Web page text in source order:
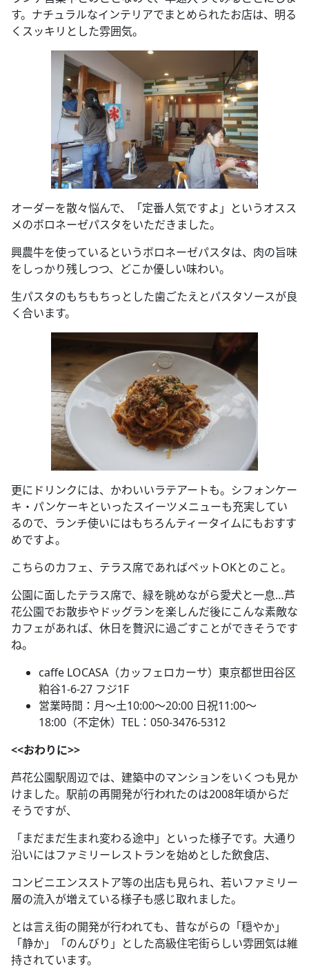
す。ナチュラルなインテリアでまとめられたお店は、明る
くスッキリとした雰囲気。
オーダーを散々悩んで、「定番人気ですよ」というオスス
メのボロネーゼパスタをいただきました。
興農牛を使っているというボロネーゼパスタは、肉の旨味
をしっかり残しつつ、どこか優しい味わい。
生パスタのもちもちっとした歯ごたえとパスタソースが良
く合います。
更にドリンクには、かわいいラテアートも。シフォンケー
キ・パンケーキといったスイーツメニューも充実してい
るので、ランチ使いにはもちろんティータイムにもおすす
めですよ。
こちらのカフェ、テラス席であればペットOKとのこと。
公園に面したテラス席で、緑を眺めながら愛犬と一息…芦
花公園でお散歩やドッグランを楽しんだ後にこんな素敵な
カフェがあれば、休日を贅沢に過ごすことができそうです
ね。
caffe LOCASA（カッフェロカーサ）東京都世田谷区
粕谷1-6-27 フジ1F
営業時間：月～土10:00～20:00 日祝11:00～
18:00（不定休）TEL：050-3476-5312
<<おわりに>>
芦花公園駅周辺では、建築中のマンションをいくつも見か
けました。駅前の再開発が行われたのは2008年頃からだ
そうですが、
「まだまだ生まれ変わる途中」といった様子です。大通り
沿いにはファミリーレストランを始めとした飲食店、
コンビニエンスストア等の出店も見られ、若いファミリー
層の流入が増えている様子も感じ取れました。
とは言え街の開発が行われても、昔ながらの「穏やか」
「静か」「のんびり」とした高級住宅街らしい雰囲気は維
持されています。